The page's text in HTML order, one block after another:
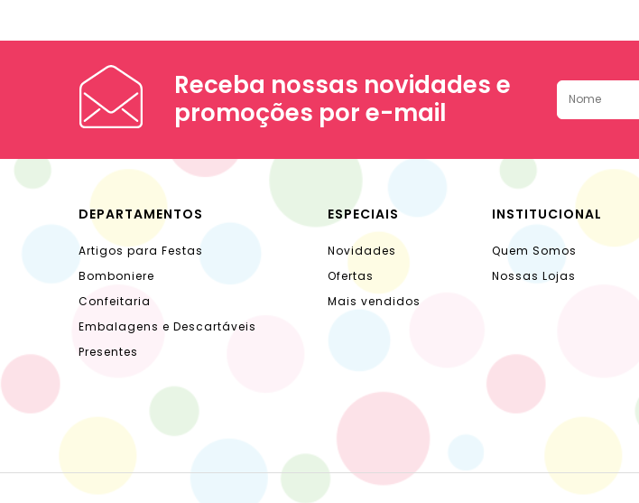
Receba nossas novidades e
promoções por e-mail
DEPARTAMENTOS
Artigos para Festas
Bomboniere
Confeitaria
Embalagens e Descartáveis
Presentes
ESPECIAIS
Novidades
Ofertas
Mais vendidos
INSTITUCIONAL
Quem Somos
Nossas Lojas